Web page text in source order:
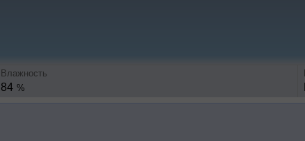
Влажность
84 %